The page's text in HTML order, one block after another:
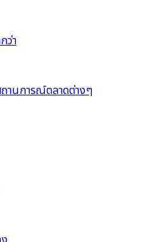
ว่า
านการณ์ตลาดต่างๆ